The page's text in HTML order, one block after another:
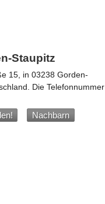
Staupitz
15, in 03238 Gorden-
. Die Telefonnummer
Nachbarn